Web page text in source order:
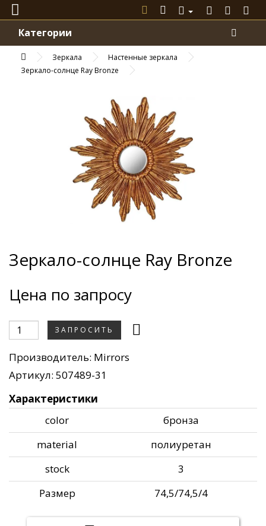
Категории
Зеркала
Настенные зеркала
Зеркало-солнце Ray Bronze
Зеркало-солнце Ray Bronze
Цена по запросу
ЗАПРОСИТЬ
Производитель: Mirrors
Артикул: 507489-31
Характеристики
color
бронза
material
полиуретан
stock
3
Размер
74,5/74,5/4